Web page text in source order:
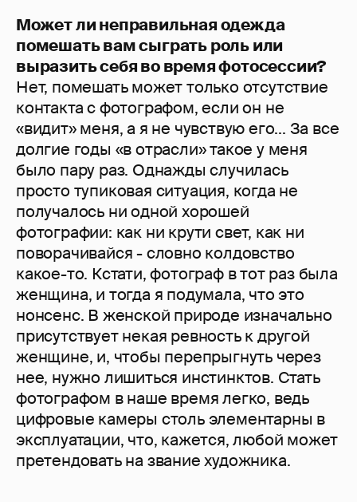
Может ли неправильная одежда
помешать вам сыграть роль или
выразить себя во время фотосессии?
Нет, помешать может только отсутствие
контакта с фотографом, если он не
«видит» меня, а я не чувствую его... За все
долгие годы «в отрасли» такое у меня
было пару раз. Однажды случилась
просто тупиковая ситуация, когда не
получалось ни одной хорошей
фотографии: как ни крути свет, как ни
поворачивайся - словно колдовство
какое-то. Кстати, фотограф в тот раз была
женщина, и тогда я подумала, что это
нонсенс. В женской природе изначально
присутствует некая ревность к другой
женщине, и, чтобы перепрыгнуть через
нее, нужно лишиться инстинктов. Стать
фотографом в наше время легко, ведь
цифровые камеры столь элементарны в
эксплуатации, что, кажется, любой может
претендовать на звание художника.